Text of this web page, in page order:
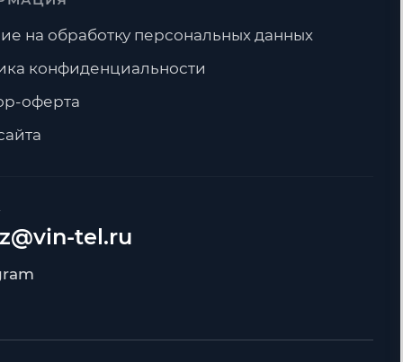
tel.ru
на обработку персональных данных
конфиденциальности
оферта